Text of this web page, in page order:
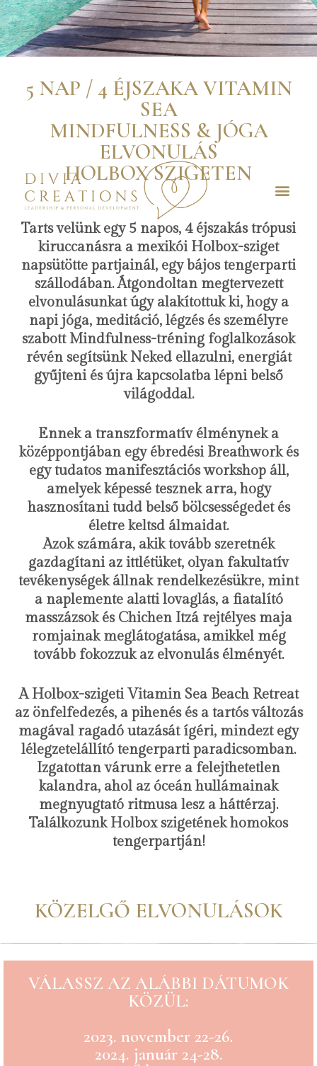
5 NAP / 4 ÉJSZAKA VITAMIN
SEA
MINDFULNESS & JÓGA
ELVONULÁS
HOLBOX SZIGETEN
Tarts velünk egy 5 napos, 4 éjszakás trópusi
kiruccanásra a mexikói Holbox-sziget
napsütötte partjainál, egy bájos tengerparti
szállodában. Átgondoltan megtervezett
elvonulásunkat úgy alakítottuk ki, hogy a
napi jóga, meditáció, légzés és személyre
szabott Mindfulness-tréning foglalkozások
révén segítsünk Neked ellazulni, energiát
gyűjteni és újra kapcsolatba lépni belső
világoddal.
Ennek a transzformatív élménynek a
középpontjában egy ébredési Breathwork és
egy tudatos manifesztációs workshop áll,
amelyek képessé tesznek arra, hogy
hasznosítani tudd belső bölcsességedet és
életre keltsd álmaidat.
Azok számára, akik tovább szeretnék
gazdagítani az ittlétüket, olyan fakultatív
tevékenységek állnak rendelkezésükre, mint
a naplemente alatti lovaglás, a fiatalító
masszázsok és Chichen Itzá rejtélyes maja
romjainak meglátogatása, amikkel még
tovább fokozzuk az elvonulás élményét.
A Holbox-szigeti Vitamin Sea Beach Retreat
az önfelfedezés, a pihenés és a tartós változás
magával ragadó utazását ígéri, mindezt egy
lélegzetelállító tengerparti paradicsomban.
Izgatottan várunk erre a felejthetetlen
kalandra, ahol az óceán hullámainak
megnyugtató ritmusa lesz a háttérzaj.
Találkozunk Holbox szigetének homokos
tengerpartján!
KÖZELGŐ ELVONULÁSOK
VÁLASSZ AZ ALÁBBI DÁTUMOK
KÖZÜL:
2023. november 22-26.
2024. január 24-28.